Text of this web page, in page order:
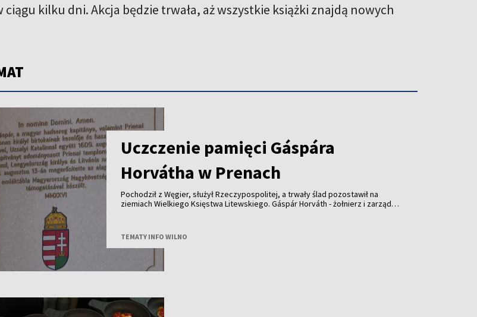
ciągu kilku dni. Akcja będzie trwała, aż wszystkie książki znajdą nowych
Uczczenie pamięci Gáspára
Horvátha w Prenach
Pochodził z Węgier, służył Rzeczypospolitej, a trwały ślad pozostawił na
ziemiach Wielkiego Księstwa Litewskiego. Gáspár Horváth - żołnierz i zarządca
Polski i Węgier.
TEMATY INFO WILNO